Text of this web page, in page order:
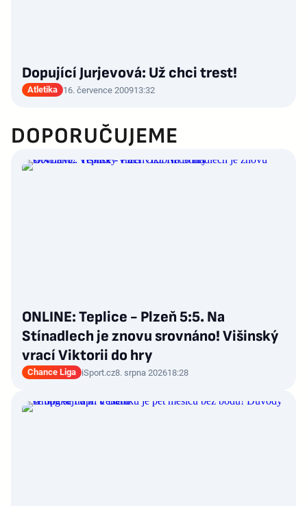
Dopující Jurjevová: Už chci trest!
Atletika 16. července 200913:32
DOPORUČUJEME
ONLINE: Teplice - Plzeň 5:5. Na
Stínadlech je znovu srovnáno! Višinský
vrací Viktorii do hry
Chance Liga iSport.cz8. srpna 202618:28